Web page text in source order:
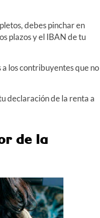
debes pinchar en
plazos y el IBAN de tu
los contribuyentes que no
declaración de la renta a
de la